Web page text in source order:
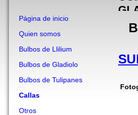
Página de inicio
Quien somos
Bulbos de Llilium
Bulbos de Gladiolo
Bulbos de Tulipanes
Callas
Otros